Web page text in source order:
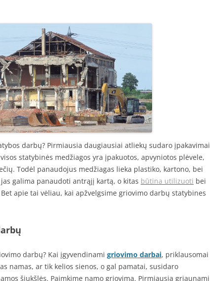
darbų? Pirmiausia daugiausiai atliekų sudaro įpakavimai
statybinės medžiagos yra įpakuotos, apvyniotos plėvele,
Todėl panaudojus medžiagas lieka plastiko, kartono, bei
galima panaudoti antrąjį kartą, o kitas būtina utilizuoti bei
apie tai vėliau, kai apžvelgsime griovimo darbų statybines
darbų? Kai įgyvendinami griovimo darbai, priklausomai
namas, ar tik kelios sienos, o gal pamatai, susidaro
šiukšlės. Paimkime namo griovimą. Pirmiausia griaunami